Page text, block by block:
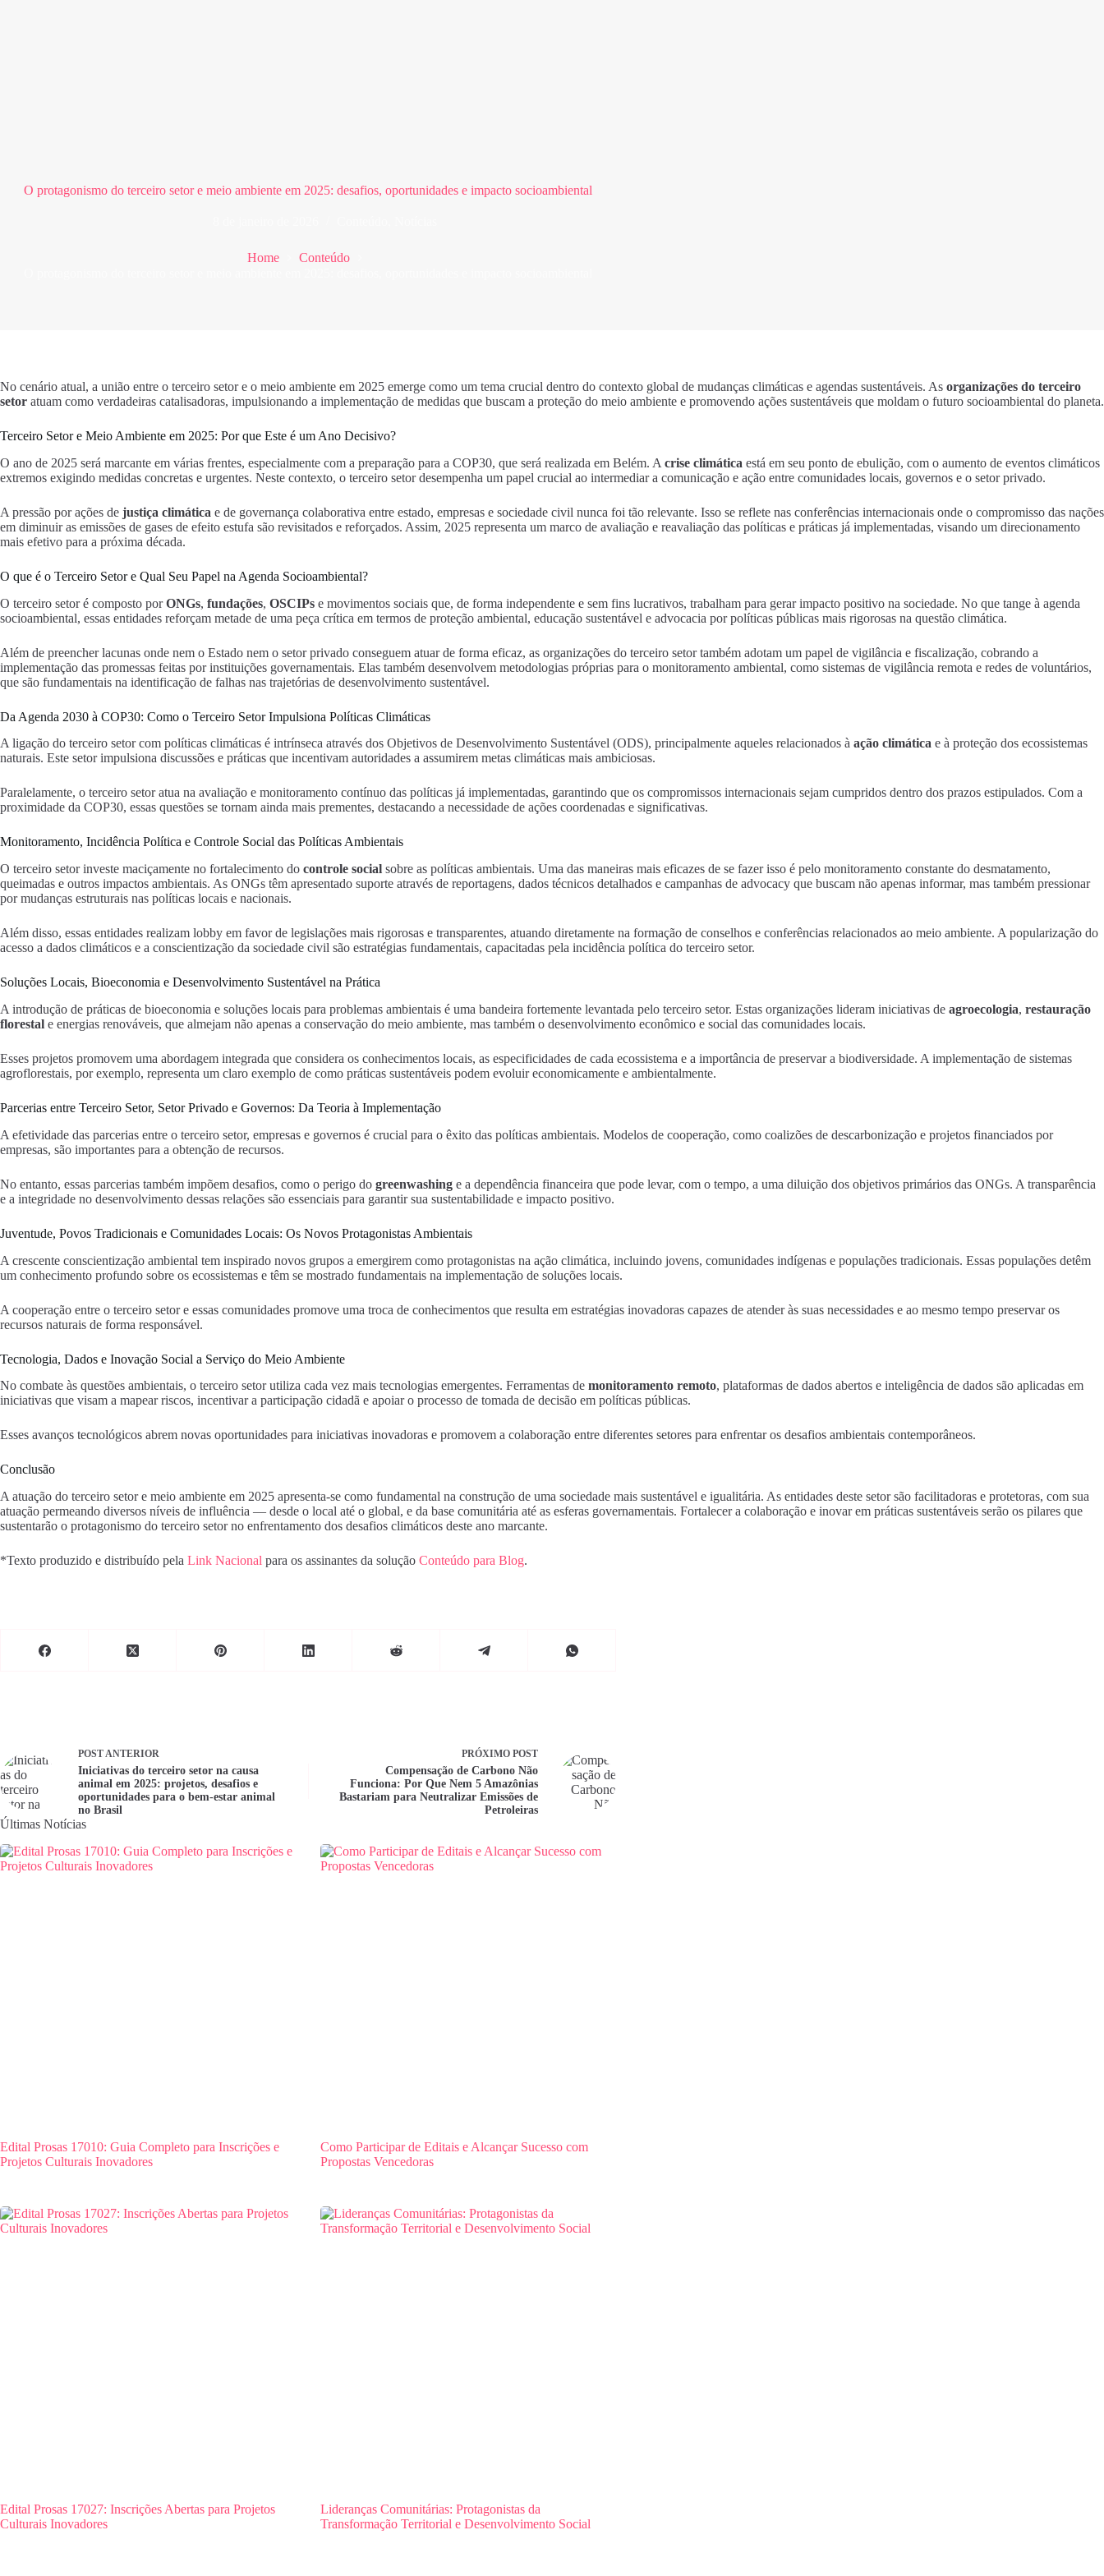
O protagonismo do terceiro setor e meio ambiente em 2025: desafios, oportunidades e impacto socioambiental
Home
Conteúdo
No cenário atual, a união entre o terceiro setor e o meio ambiente em 2025 emerge como um tema crucial dentro do contexto global de mudanças climáticas e agendas sustentáveis. As organizações do terceiro
setor atuam como verdadeiras catalisadoras, impulsionando a implementação de medidas que buscam a proteção do meio ambiente e promovendo ações sustentáveis que moldam o futuro socioambiental do planeta.
Terceiro Setor e Meio Ambiente em 2025: Por que Este é um Ano Decisivo?
O ano de 2025 será marcante em várias frentes, especialmente com a preparação para a COP30, que será realizada em Belém. A crise climática está em seu ponto de ebulição, com o aumento de eventos climáticos
extremos exigindo medidas concretas e urgentes. Neste contexto, o terceiro setor desempenha um papel crucial ao intermediar a comunicação e ação entre comunidades locais, governos e o setor privado.
A pressão por ações de justiça climática e de governança colaborativa entre estado, empresas e sociedade civil nunca foi tão relevante. Isso se reflete nas conferências internacionais onde o compromisso das nações
em diminuir as emissões de gases de efeito estufa são revisitados e reforçados. Assim, 2025 representa um marco de avaliação e reavaliação das políticas e práticas já implementadas, visando um direcionamento
mais efetivo para a próxima década.
O que é o Terceiro Setor e Qual Seu Papel na Agenda Socioambiental?
O terceiro setor é composto porONGs, fundações, OSCIPs e movimentos sociais que, de forma independente e sem fins lucrativos, trabalham para gerar impacto positivo na sociedade. No que tange à agenda
socioambiental, essas entidades reforçam metade de uma peça crítica em termos de proteção ambiental, educação sustentável e advocacia por políticas públicas mais rigorosas na questão climática.
Além de preencher lacunas onde nem o Estado nem o setor privado conseguem atuar de forma eficaz, as organizações do terceiro setor também adotam um papel de vigilância e fiscalização, cobrando a
implementação das promessas feitas por instituições governamentais. Elas também desenvolvem metodologias próprias para o monitoramento ambiental, como sistemas de vigilância remota e redes de voluntários,
que são fundamentais na identificação de falhas nas trajetórias de desenvolvimento sustentável.
Da Agenda 2030 à COP30: Como o Terceiro Setor Impulsiona Políticas Climáticas
A ligação do terceiro setor com políticas climáticas é intrínseca através dos Objetivos de Desenvolvimento Sustentável (ODS), principalmente aqueles relacionados à ação climática e à proteção dos ecossistemas
naturais. Este setor impulsiona discussões e práticas que incentivam autoridades a assumirem metas climáticas mais ambiciosas.
Paralelamente, o terceiro setor atua na avaliação e monitoramento contínuo das políticas já implementadas, garantindo que os compromissos internacionais sejam cumpridos dentro dos prazos estipulados. Com a
proximidade da COP30, essas questões se tornam ainda mais prementes, destacando a necessidade de ações coordenadas e significativas.
Monitoramento, Incidência Política e Controle Social das Políticas Ambientais
O terceiro setor investe maciçamente no fortalecimento do controle social sobre as políticas ambientais. Uma das maneiras mais eficazes de se fazer isso é pelo monitoramento constante do desmatamento,
queimadas e outros impactos ambientais. As ONGs têm apresentado suporte através de reportagens, dados técnicos detalhados e campanhas de advocacy que buscam não apenas informar, mas também pressionar
por mudanças estruturais nas políticas locais e nacionais.
Além disso, essas entidades realizam lobby em favor de legislações mais rigorosas e transparentes, atuando diretamente na formação de conselhos e conferências relacionados ao meio ambiente. A popularização do
acesso a dados climáticos e a conscientização da sociedade civil são estratégias fundamentais, capacitadas pela incidência política do terceiro setor.
Soluções Locais, Bioeconomia e Desenvolvimento Sustentável na Prática
A introdução de práticas de bioeconomia e soluções locais para problemas ambientais é uma bandeira fortemente levantada pelo terceiro setor. Estas organizações lideram iniciativas de agroecologia, restauração
florestal e energias renováveis, que almejam não apenas a conservação do meio ambiente, mas também o desenvolvimento econômico e social das comunidades locais.
Esses projetos promovem uma abordagem integrada que considera os conhecimentos locais, as especificidades de cada ecossistema e a importância de preservar a biodiversidade. A implementação de sistemas
agroflorestais, por exemplo, representa um claro exemplo de como práticas sustentáveis podem evoluir economicamente e ambientalmente.
Parcerias entre Terceiro Setor, Setor Privado e Governos: Da Teoria à Implementação
A efetividade das parcerias entre o terceiro setor, empresas e governos é crucial para o êxito das políticas ambientais. Modelos de cooperação, como coalizões de descarbonização e projetos financiados por
empresas, são importantes para a obtenção de recursos.
No entanto, essas parcerias também impõem desafios, como o perigo do greenwashing e a dependência financeira que pode levar, com o tempo, a uma diluição dos objetivos primários das ONGs. A transparência
e a integridade no desenvolvimento dessas relações são essenciais para garantir sua sustentabilidade e impacto positivo.
Juventude, Povos Tradicionais e Comunidades Locais: Os Novos Protagonistas Ambientais
A crescente conscientização ambiental tem inspirado novos grupos a emergirem como protagonistas na ação climática, incluindo jovens, comunidades indígenas e populações tradicionais. Essas populações detêm
um conhecimento profundo sobre os ecossistemas e têm se mostrado fundamentais na implementação de soluções locais.
A cooperação entre o terceiro setor e essas comunidades promove uma troca de conhecimentos que resulta em estratégias inovadoras capazes de atender às suas necessidades e ao mesmo tempo preservar os
recursos naturais de forma responsável.
Tecnologia, Dados e Inovação Social a Serviço do Meio Ambiente
No combate às questões ambientais, o terceiro setor utiliza cada vez mais tecnologias emergentes. Ferramentas de monitoramento remoto, plataformas de dados abertos e inteligência de dados são aplicadas em
iniciativas que visam a mapear riscos, incentivar a participação cidadã e apoiar o processo de tomada de decisão em políticas públicas.
Esses avanços tecnológicos abrem novas oportunidades para iniciativas inovadoras e promovem a colaboração entre diferentes setores para enfrentar os desafios ambientais contemporâneos.
Conclusão
A atuação do terceiro setor e meio ambiente em 2025 apresenta-se como fundamental na construção de uma sociedade mais sustentável e igualitária. As entidades deste setor são facilitadoras e protetoras, com sua
atuação permeando diversos níveis de influência — desde o local até o global, e da base comunitária até as esferas governamentais. Fortalecer a colaboração e inovar em práticas sustentáveis serão os pilares que
sustentarão o protagonismo do terceiro setor no enfrentamento dos desafios climáticos deste ano marcante.
*Texto produzido e distribuído pela Link Nacional para os assinantes da solução Conteúdo para Blog.
POSTANTERIOR
Iniciativas do terceiro setor na causa
animal em 2025: projetos, desafios e
oportunidades para o bem-estar animal
no Brasil
PRÓXIMO POST
Compensação de Carbono Não
Funciona: Por Que Nem 5 Amazônias
Bastariam para Neutralizar Emissões de
Petroleiras
Últimas Notícias
Edital Prosas 17010: Guia Completo para Inscrições e
Projetos Culturais Inovadores
Como Participar de Editais e Alcançar Sucesso com
Propostas Vencedoras
Edital Prosas 17027: Inscrições Abertas para Projetos
Culturais Inovadores
Lideranças Comunitárias: Protagonistas da
Transformação Territorial e Desenvolvimento Social